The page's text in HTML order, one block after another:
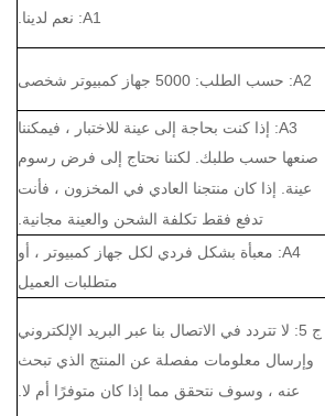
A3: إذا كنت بحاجة إلى عينة للاختبار ، فيمكننا
صنعها حسب طلبك. لكننا نحتاج إلى فرض رسوم
عينة. إذا كان منتجنا العادي في المخزون ، فأنت
تدفع فقط تكلفة الشحن والعينة مجانية.
A4: معبأة بشكل فردي لكل جهاز كمبيوتر ، أو
متطلبات العميل
ج 5: لا تتردد في الاتصال بنا عبر البريد الإلكتروني
وإرسال معلومات مفصلة عن المنتج الذي تبحث
عنه ، وسوف نتحقق مما إذا كان متوفرًا أم لا.